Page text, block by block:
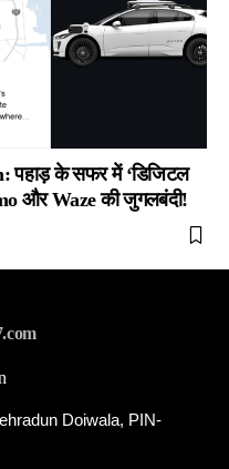
पहाड़ के सफर में ‘डिजिटल
और Waze की जुगलबंदी!
Doiwala, PIN-